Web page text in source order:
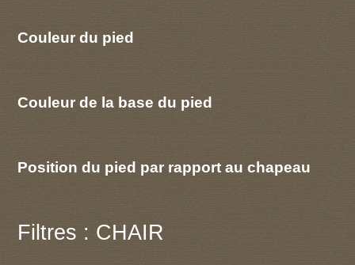
Couleur du pied
Couleur de la base du pied
Position du pied par rapport au chapeau
Filtres : CHAIR